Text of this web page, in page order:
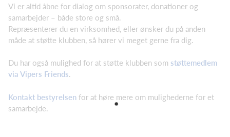
Vi er altid åbne for dialog om sponsorater, donationer og
samarbejder – både store og små.
Repræsenterer du en virksomhed, eller ønsker du på anden
måde at støtte klubben, så hører vi meget gerne fra dig.
Du har også mulighed for at støtte klubben som støttemedlem
via Vipers Friends.
Kontakt bestyrelsen for at høre mere om mulighederne for et
samarbejde.